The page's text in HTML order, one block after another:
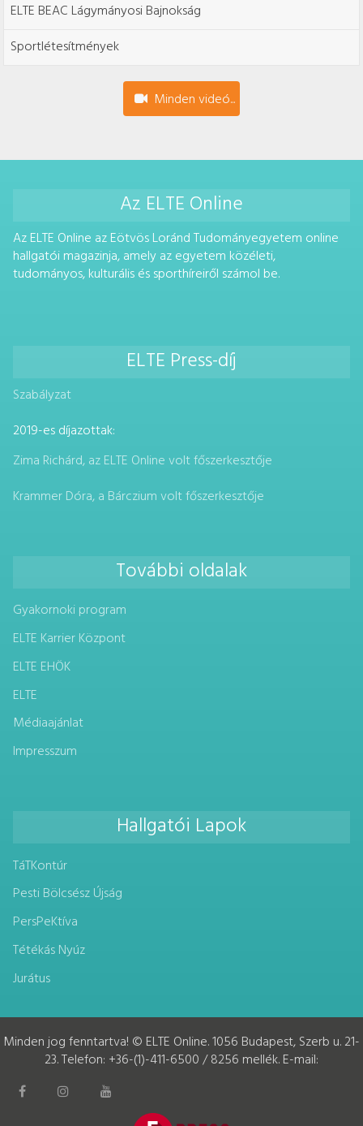
ELTE BEAC Lágymányosi Bajnokság
Sportlétesítmények
Minden videó...
Az ELTE Online
Az ELTE Online az Eötvös Loránd Tudományegyetem online
hallgatói magazinja, amely az egyetem közéleti,
tudományos, kulturális és sporthíreiről számol be.
ELTE Press-díj
Szabályzat
2019-es díjazottak:
Zima Richárd, az ELTE Online volt főszerkesztője
Krammer Dóra, a Bárczium volt főszerkesztője
További oldalak
Gyakornoki program
ELTE Karrier Központ
ELTE EHÖK
ELTE
Médiaajánlat
Impresszum
Hallgatói Lapok
TáTKontúr
Pesti Bölcsész Újság
PersPeKtíva
Tétékás Nyúz
Jurátus
Minden jog fenntartva! © ELTE Online. 1056 Budapest, Szerb u. 21-
23. Telefon: +36-(1)-411-6500 / 8256 mellék. E-mail: